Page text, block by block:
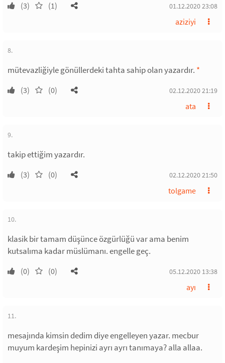
(3) (1) 01.12.2020 23:08
aziziyi
8.
mütevazliğiyle gönüllerdeki tahta sahip olan yazardır. *
(3) (0) 02.12.2020 21:19
ata
9.
takip ettiğim yazardır.
(3) (0) 02.12.2020 21:50
tolgame
10.
klasik bir tamam düşünce özgürlüğü var ama benim
kutsalıma kadar müslümanı. engelle geç.
(0) (0) 05.12.2020 13:38
ayı
11.
mesajında kimsin dedim diye engelleyen yazar. mecbur
muyum kardeşim hepinizi ayrı ayrı tanımaya? alla allaa.